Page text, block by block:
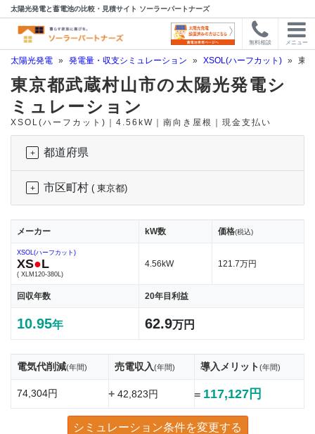
太陽光発電と蓄電池の比較・見積サイト ソーラーパートナーズ
無料相談 メニュー
太陽光発電 » 発電量・収支シミュレーション » XSOL(ハーフカット) » 東
東京都武蔵村山市の太陽光発電シ
ミュレーション
XSOL(ハーフカット)｜4.56kW｜南向き屋根｜現金支払い
都道府県
市区町村 ( 東京都)
メーカー kW数 価格(税込)
XSOL(ハーフカット)
XS●L
( XLM120-380L)
4.56kW 121.7万円
回収年数 20年目利益
10.95年 62.9万円
電気代削減(年間) 売電収入(年間) 導入メリット(年間)
74,304円 +42,823円 = 117,127円
シミュレーション条件を変更する